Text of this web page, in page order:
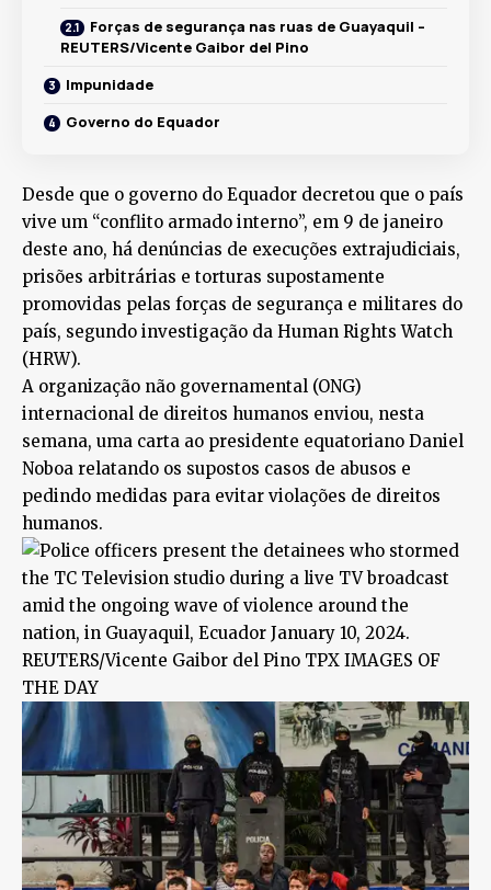
Forças de segurança nas ruas de Guayaquil –
REUTERS/Vicente Gaibor del Pino
Impunidade
Governo do Equador
Desde que o governo do Equador decretou que o país
vive um “conflito armado interno”, em 9 de janeiro
deste ano, há denúncias de execuções extrajudiciais,
prisões arbitrárias e torturas supostamente
promovidas pelas forças de segurança e militares do
país, segundo investigação da Human Rights Watch
(HRW).
A organização não governamental (ONG)
internacional de direitos humanos enviou, nesta
semana, uma carta ao presidente equatoriano Daniel
Noboa relatando os supostos casos de abusos e
pedindo medidas para evitar violações de direitos
humanos.